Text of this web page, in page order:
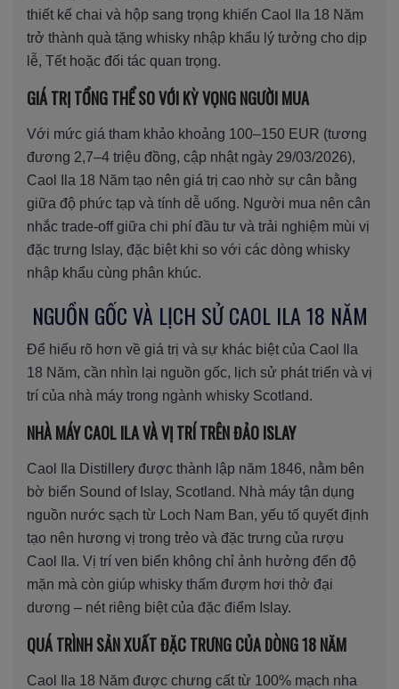
thiết kế chai và hộp sang trọng khiến Caol Ila 18 Năm
trở thành quà tặng whisky nhập khẩu lý tưởng cho dịp
lễ, Tết hoặc đối tác quan trọng.
GIÁ TRỊ TỔNG THỂ SO VỚI KỲ VỌNG NGƯỜI MUA
Với mức giá tham khảo khoảng 100–150 EUR (tương
đương 2,7–4 triệu đồng, cập nhật ngày 29/03/2026),
Caol Ila 18 Năm tạo nên giá trị cao nhờ sự cân bằng
giữa độ phức tạp và tính dễ uống. Người mua nên cân
nhắc trade-off giữa chi phí đầu tư và trải nghiệm mùi vị
đặc trưng Islay, đặc biệt khi so với các dòng whisky
nhập khẩu cùng phân khúc.
NGUỒN GỐC VÀ LỊCH SỬ CAOL ILA 18 NĂM
Để hiểu rõ hơn về giá trị và sự khác biệt của Caol Ila
18 Năm, cần nhìn lại nguồn gốc, lịch sử phát triển và vị
trí của nhà máy trong ngành whisky Scotland.
NHÀ MÁY CAOL ILA VÀ VỊ TRÍ TRÊN ĐẢO ISLAY
Caol Ila Distillery được thành lập năm 1846, nằm bên
bờ biển Sound of Islay, Scotland. Nhà máy tận dụng
nguồn nước sạch từ Loch Nam Ban, yếu tố quyết định
tạo nên hương vị trong trẻo và đặc trưng của rượu
Caol Ila. Vị trí ven biển không chỉ ảnh hưởng đến độ
mặn mà còn giúp whisky thấm đượm hơi thở đại
dương – nét riêng biệt của đặc điểm Islay.
QUÁ TRÌNH SẢN XUẤT ĐẶC TRƯNG CỦA DÒNG 18 NĂM
Caol Ila 18 Năm được chưng cất từ 100% mạch nha